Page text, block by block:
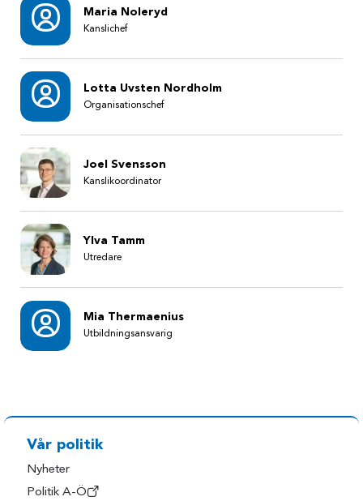
Maria Noleryd
Kanslichef
Lotta Uvsten Nordholm
Organisationschef
Joel Svensson
Kanslikoordinator
Ylva Tamm
Utredare
Mia Thermaenius
Utbildningsansvarig
Vår politik
Nyheter
Politik A-Ö